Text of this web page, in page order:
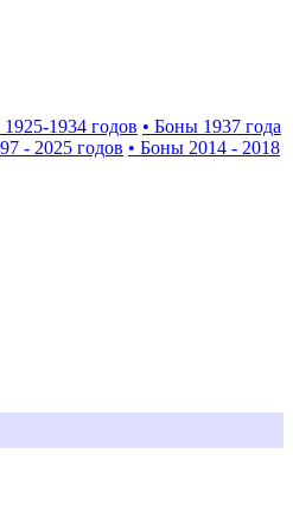
1934 годов • Боны 1937 года
- 2025 годов • Боны 2014 - 2018